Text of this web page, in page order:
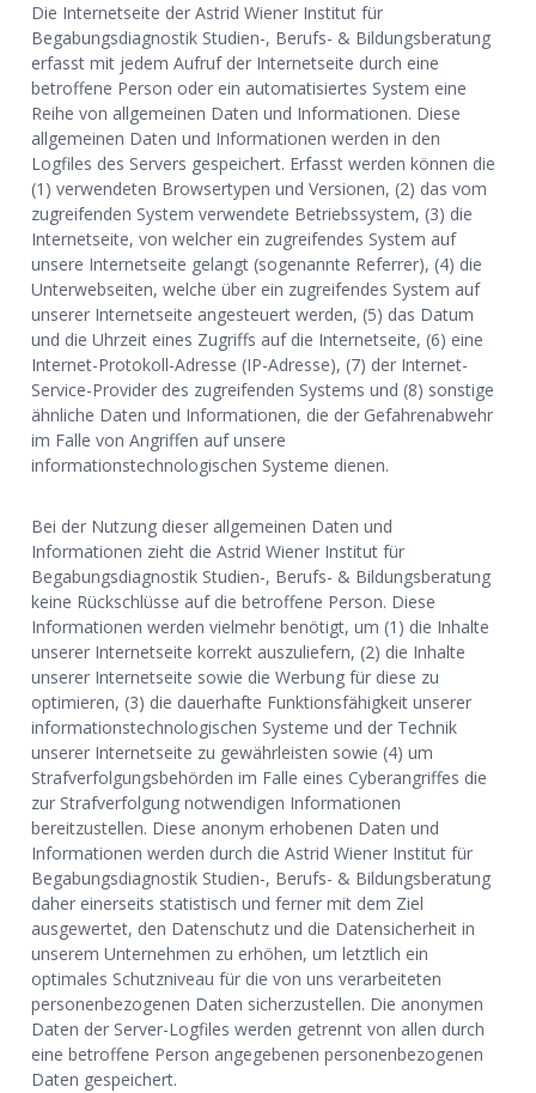
Die Internetseite der Astrid Wiener Institut für
Begabungsdiagnostik Studien-, Berufs- & Bildungsberatung
erfasst mit jedem Aufruf der Internetseite durch eine
betroffene Person oder ein automatisiertes System eine
Reihe von allgemeinen Daten und Informationen. Diese
allgemeinen Daten und Informationen werden in den
Logfiles des Servers gespeichert. Erfasst werden können die
(1) verwendeten Browsertypen und Versionen, (2) das vom
zugreifenden System verwendete Betriebssystem, (3) die
Internetseite, von welcher ein zugreifendes System auf
unsere Internetseite gelangt (sogenannte Referrer), (4) die
Unterwebseiten, welche über ein zugreifendes System auf
unserer Internetseite angesteuert werden, (5) das Datum
und die Uhrzeit eines Zugriffs auf die Internetseite, (6) eine
Internet-Protokoll-Adresse (IP-Adresse), (7) der Internet-
Service-Provider des zugreifenden Systems und (8) sonstige
ähnliche Daten und Informationen, die der Gefahrenabwehr
im Falle von Angriffen auf unsere
informationstechnologischen Systeme dienen.
Bei der Nutzung dieser allgemeinen Daten und
Informationen zieht die Astrid Wiener Institut für
Begabungsdiagnostik Studien-, Berufs- & Bildungsberatung
keine Rückschlüsse auf die betroffene Person. Diese
Informationen werden vielmehr benötigt, um (1) die Inhalte
unserer Internetseite korrekt auszuliefern, (2) die Inhalte
unserer Internetseite sowie die Werbung für diese zu
optimieren, (3) die dauerhafte Funktionsfähigkeit unserer
informationstechnologischen Systeme und der Technik
unserer Internetseite zu gewährleisten sowie (4) um
Strafverfolgungsbehörden im Falle eines Cyberangriffes die
zur Strafverfolgung notwendigen Informationen
bereitzustellen. Diese anonym erhobenen Daten und
Informationen werden durch die Astrid Wiener Institut für
Begabungsdiagnostik Studien-, Berufs- & Bildungsberatung
daher einerseits statistisch und ferner mit dem Ziel
ausgewertet, den Datenschutz und die Datensicherheit in
unserem Unternehmen zu erhöhen, um letztlich ein
optimales Schutzniveau für die von uns verarbeiteten
personenbezogenen Daten sicherzustellen. Die anonymen
Daten der Server-Logfiles werden getrennt von allen durch
eine betroffene Person angegebenen personenbezogenen
Daten gespeichert.